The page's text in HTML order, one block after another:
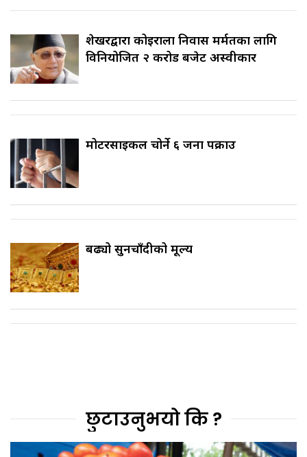
शेखरद्वारा कोइराला निवास मर्मतका लागि
विनियोजित २ करोड बजेट अस्वीकार
मोटरसाइकल चोर्ने ६ जना पक्राउ
बढ्यो सुनचाँदीको मूल्य
छुटाउनुभयो कि ?